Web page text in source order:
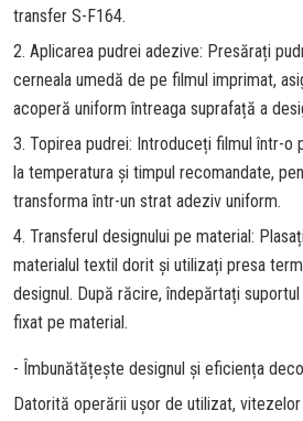
transfer S-F164.
2. Aplicarea pudrei adezive: Presărați
cerneala umedă de pe filmul imprimat,
acoperă uniform întreaga suprafață a
3. Topirea pudrei: Introduceți filmul într-o
la temperatura și timpul recomandate,
transforma într-un strat adeziv uniform.
4. Transferul designului pe material:
materialul textil dorit și utilizați presa
designul. După răcire, îndepărtați suportul
fixat pe material.
- Îmbunătățește designul și eficiența
Datorită operării ușor de utilizat,